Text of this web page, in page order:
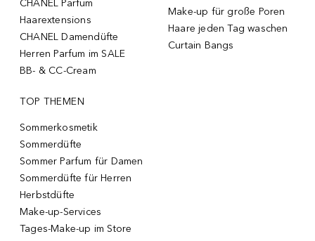
CHANEL Parfum
Haarextensions
CHANEL Damendüfte
Herren Parfum im SALE
BB- & CC-Cream
Make-up für große Poren
Haare jeden Tag waschen
Curtain Bangs
TOP THEMEN
Sommerkosmetik
Sommerdüfte
Sommer Parfum für Damen
Sommerdüfte für Herren
Herbstdüfte
Make-up-Services
Tages-Make-up im Store